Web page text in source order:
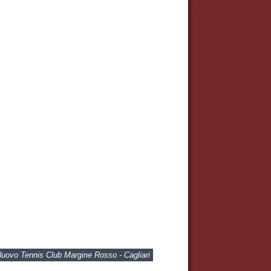
Tennis Club Margine Rosso - Cagliari